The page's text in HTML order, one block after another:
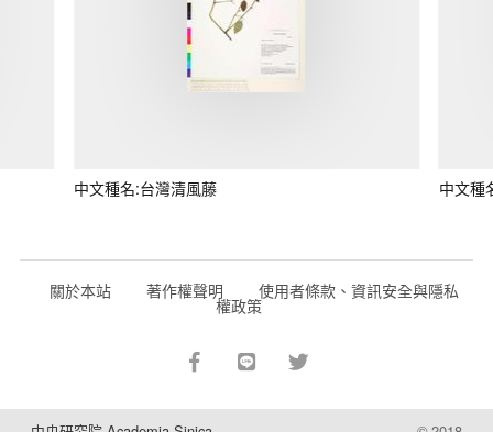
中文種名:台灣清風藤 中文種
關於本站 著作權聲明 使用者條款、資訊安全與隱私
權政策